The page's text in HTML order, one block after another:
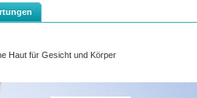
Haut für Gesicht und Körper